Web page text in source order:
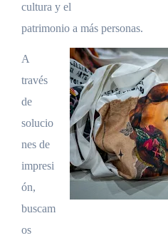
cultura y el
patrimonio a más personas.
A
través
de
solucio
nes de
impresi
ón,
buscam
os